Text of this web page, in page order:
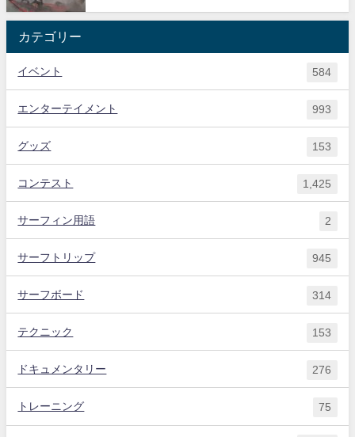
カテゴリー
イベント 584
エンターテイメント 993
グッズ 153
コンテスト 1,425
サーフィン用語 2
サーフトリップ 945
サーフボード 314
テクニック 153
ドキュメンタリー 276
トレーニング 75